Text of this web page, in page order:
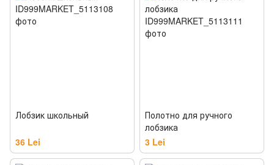
Лобзик школьный
36 Lei
Полотно для ручного
лобзика
3 Lei